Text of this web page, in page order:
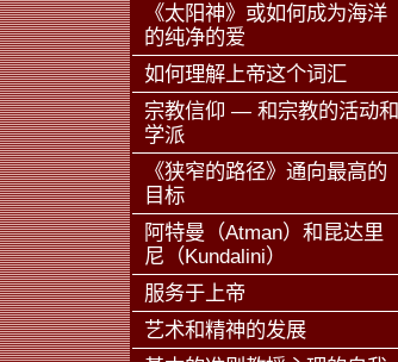
《太阳神》或如何成为海洋
的纯净的爱
如何理解上帝这个词汇
宗教信仰 — 和宗教的活动和
学派
《狭窄的路径》通向最高的
目标
阿特曼（Atman）和昆达里
尼（Kundalini）
服务于上帝
艺术和精神的发展